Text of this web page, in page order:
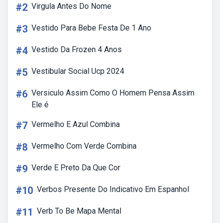
#2 Virgula Antes Do Nome
#3 Vestido Para Bebe Festa De 1 Ano
#4 Vestido Da Frozen 4 Anos
#5 Vestibular Social Ucp 2024
#6 Versiculo Assim Como O Homem Pensa Assim
Ele é
#7 Vermelho E Azul Combina
#8 Vermelho Com Verde Combina
#9 Verde E Preto Da Que Cor
#10 Verbos Presente Do Indicativo Em Espanhol
#11 Verb To Be Mapa Mental